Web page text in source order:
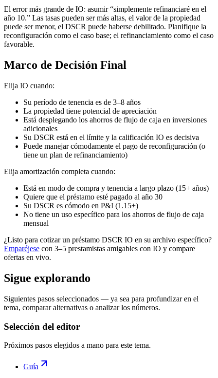
El error más grande de IO: asumir “simplemente refinanciaré en el
año 10.” Las tasas pueden ser más altas, el valor de la propiedad
puede ser menor, el DSCR puede haberse debilitado. Planifique la
reconfiguración como el caso base; el refinanciamiento como el caso
favorable.
Marco de Decisión Final
Elija IO cuando:
Su período de tenencia es de 3–8 años
La propiedad tiene potencial de apreciación
Está desplegando los ahorros de flujo de caja en inversiones
adicionales
Su DSCR está en el límite y la calificación IO es decisiva
Puede manejar cómodamente el pago de reconfiguración (o
tiene un plan de refinanciamiento)
Elija amortización completa cuando:
Está en modo de compra y tenencia a largo plazo (15+ años)
Quiere que el préstamo esté pagado al año 30
Su DSCR es cómodo en P&I (1.15+)
No tiene un uso específico para los ahorros de flujo de caja
mensual
¿Listo para cotizar un préstamo DSCR IO en su archivo específico?
Emparéjese con 3–5 prestamistas amigables con IO y compare
ofertas en vivo.
Sigue explorando
Siguientes pasos seleccionados — ya sea para profundizar en el
tema, comparar alternativas o analizar los números.
Selección del editor
Próximos pasos elegidos a mano para este tema.
Guía